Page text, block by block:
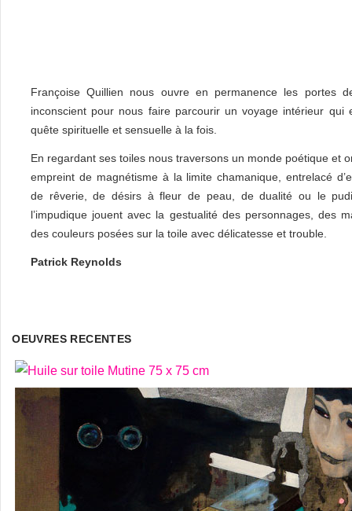
Françoise Quillien nous ouvre en permanence les portes
inconscient pour nous faire parcourir un voyage intérieur qui
quête spirituelle et sensuelle à la fois.
En regardant ses toiles nous traversons un monde poétique et
empreint de magnétisme à la limite chamanique, entrelacé
de rêverie, de désirs à fleur de peau, de dualité ou le
l’impudique jouent avec la gestualité des personnages, des
des couleurs posées sur la toile avec délicatesse et trouble.
Patrick Reynolds
OEUVRES RECENTES